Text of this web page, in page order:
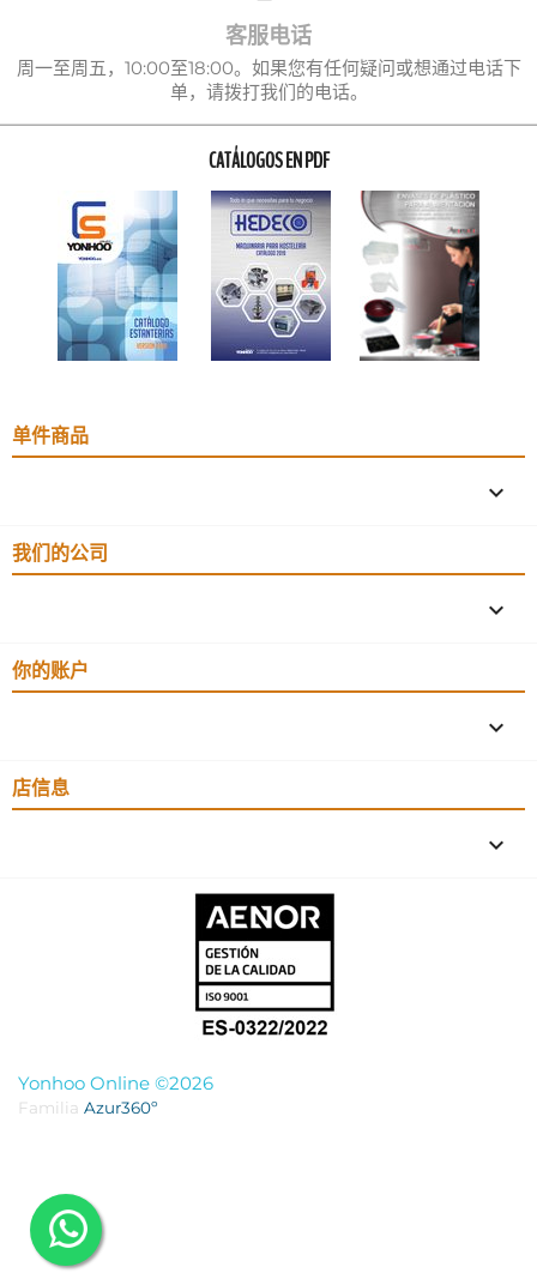
客服电话
周一至周五，10:00至18:00。如果您有任何疑问或想通过电话下
单，请拨打我们的电话。
CATÁLOGOS EN PDF
单件商品

我们的公司

你的账户

店信息
keyboard_arrow_down
Yonhoo Online ©2026
Familia Azur360º